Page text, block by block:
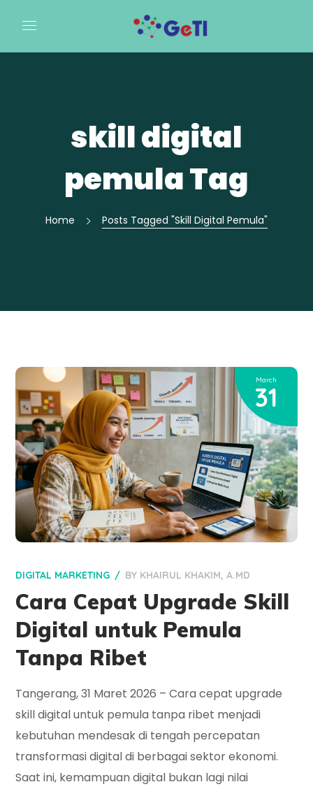
skill digital
pemula Tag
Home Posts Tagged "skill Digital Pemula"
March
31
DIGITAL MARKETING BY KHAIRUL KHAKIM, A.MD
Cara Cepat Upgrade Skill
Digital untuk Pemula
Tanpa Ribet
Tangerang, 31 Maret 2026 – Cara cepat upgrade
skill digital untuk pemula tanpa ribet menjadi
kebutuhan mendesak di tengah percepatan
transformasi digital di berbagai sektor ekonomi.
Saat ini, kemampuan digital bukan lagi nilai